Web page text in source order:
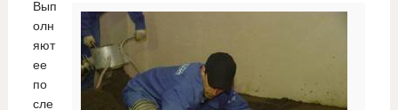
Вып
олн
яют
ее
по
сле